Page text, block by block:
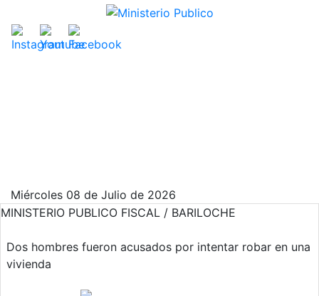
Miércoles 08 de Julio de 2026
MINISTERIO PUBLICO FISCAL / BARILOCHE
Dos hombres fueron acusados por intentar robar en una
vivienda